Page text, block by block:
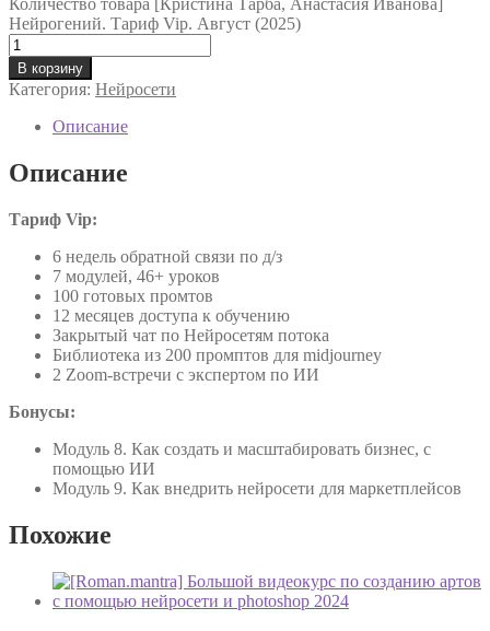
Количество товара [Кристина Тарба, Анастасия Иванова]
Нейрогений. Тариф Vip. Август (2025)
В корзину
Категория: Нейросети
Описание
Описание
Tариф Vip:
6 недель обратной связи по д/з
7 модулей, 46+ уроков
100 готовых промтов
12 месяцев доступа к обучению
Закрытый чат по Нейросетям потока
Библиотека из 200 промптов для midjourney
2 Zoom-встречи с экспертом по ИИ
Бонусы:
Модуль 8. Как создать и масштабировать бизнес, с
помощью ИИ
Модуль 9. Как внедрить нейросети для маркетплейсов
Похожие